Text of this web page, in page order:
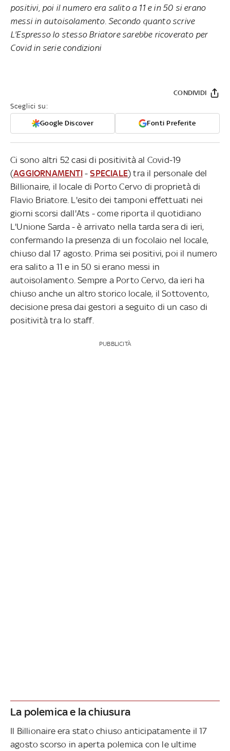
positivi, poi il numero era salito a 11 e in 50 si erano
messi in autoisolamento. Secondo quanto scrive
L'Espresso lo stesso Briatore sarebbe ricoverato per
Covid in serie condizioni
Sceglici su:
Google Discover Fonti Preferite
CONDIVIDI
Ci sono altri 52 casi di positività al Covid-19
(AGGIORNAMENTI-SPECIALE) tra il personale del
Billionaire, il locale di Porto Cervo di proprietà di
Flavio Briatore. L'esito dei tamponi effettuati nei
giorni scorsi dall'Ats - come riporta il quotidiano
L'Unione Sarda - è arrivato nella tarda sera di ieri,
confermando la presenza di un focolaio nel locale,
chiuso dal 17 agosto. Prima sei positivi, poi il numero
era salito a 11 e in 50 si erano messi in
autoisolamento. Sempre a Porto Cervo, da ieri ha
chiuso anche un altro storico locale, il Sottovento,
decisione presa dai gestori a seguito di un caso di
positività tra lo staff.
PUBBLICITÀ
La polemica e la chiusura
Il Billionaire era stato chiuso anticipatamente il 17
agosto scorso in aperta polemica con le ultime